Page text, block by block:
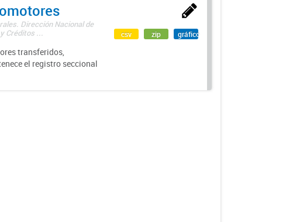
Dirección Nacional de
Créditos ...
transferidos,
el registro seccional
csv zip gráfico